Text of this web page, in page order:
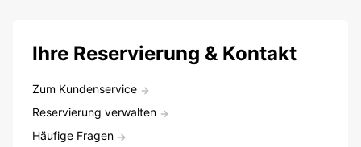
Ihre Reservierung & Kontakt
Zum Kundenservice
Reservierung verwalten
Häufige Fragen